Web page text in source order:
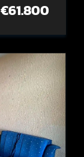
€61.800